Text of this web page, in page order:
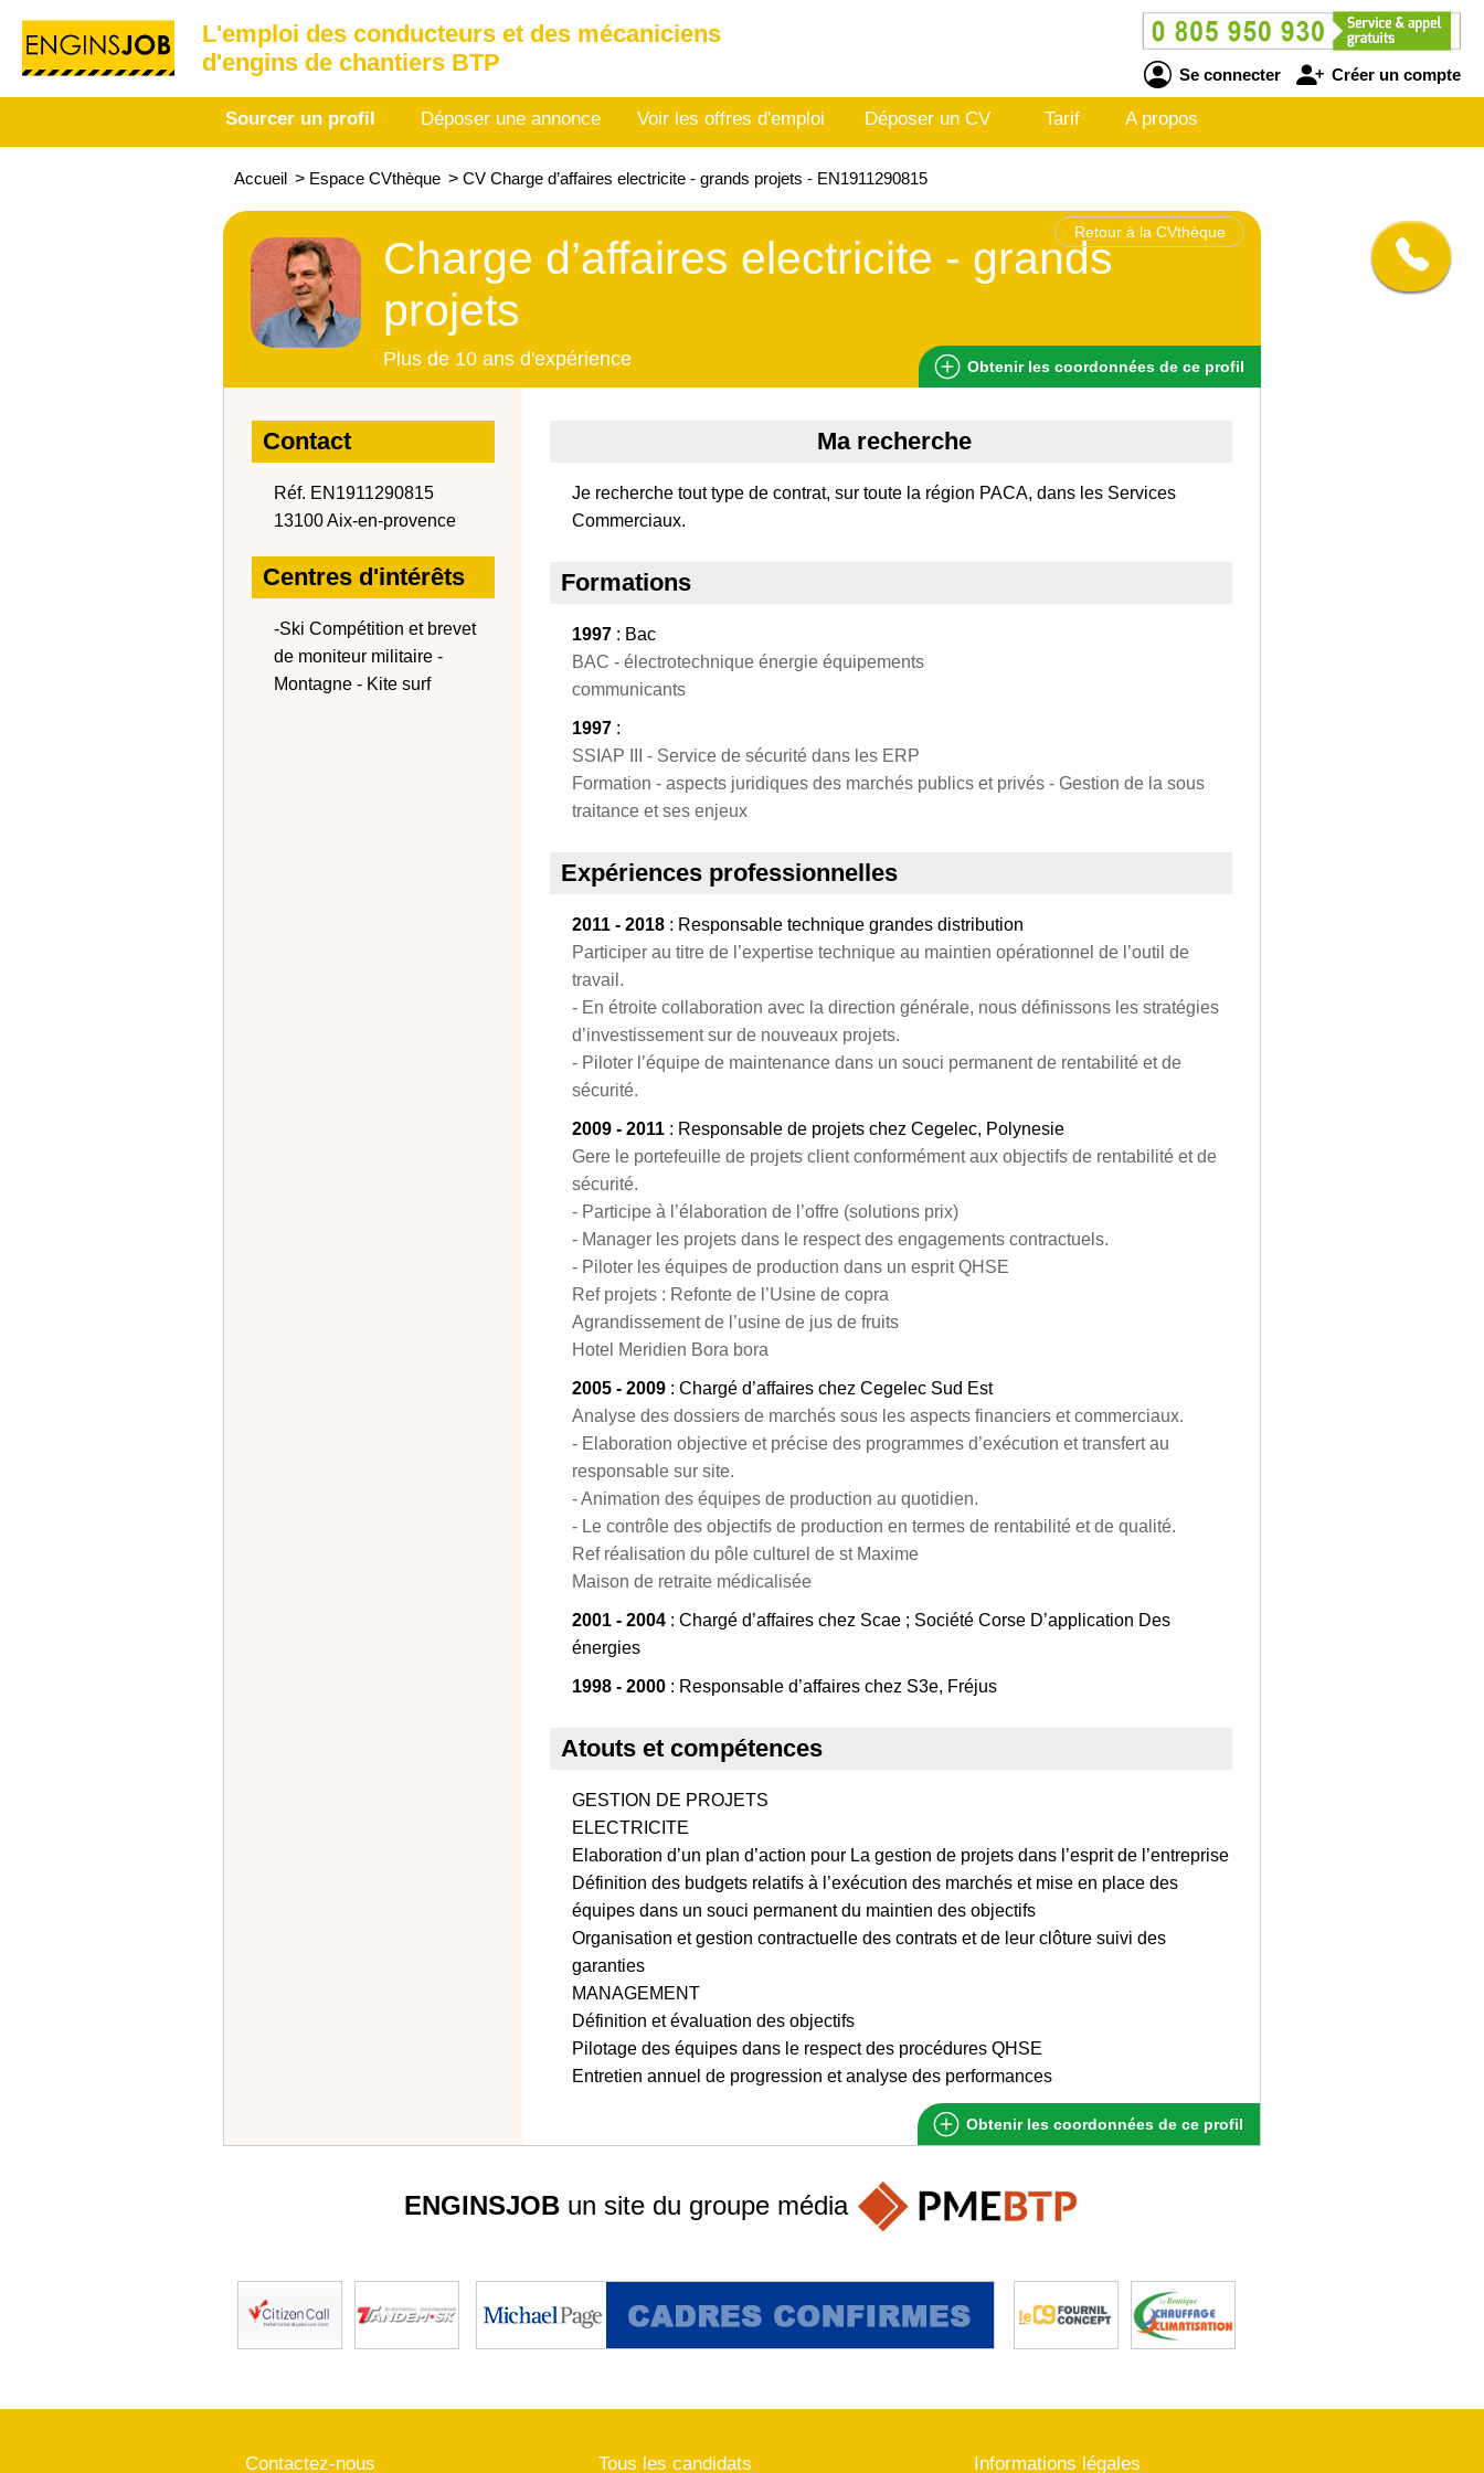
L'emploi des conducteurs et des mécaniciens
d'engins de chantiers BTP
Se connecter Créer un compte
Sourcer un profil Déposer une annonce Voir les offres d'emploi Déposer un CV Tarif A propos
Accueil > Espace CVthèque > CV Charge d’affaires electricite - grands projets - EN1911290815
Retour à la CVthèque
Charge d’affaires electricite - grands
projets
Plus de 10 ans d'expérience Obtenir les coordonnées de ce profil
Contact
Réf. EN1911290815
13100 Aix-en-provence
Centres d'intérêts
-Ski Compétition et brevet
de moniteur militaire -
Montagne - Kite surf
Ma recherche
Je recherche tout type de contrat, sur toute la région PACA, dans les Services
Commerciaux.
Formations
1997 : Bac
BAC - électrotechnique énergie équipements
communicants
1997 :
SSIAP III - Service de sécurité dans les ERP
Formation - aspects juridiques des marchés publics et privés - Gestion de la sous
traitance et ses enjeux
Expériences professionnelles
2011 - 2018 : Responsable technique grandes distribution
Participer au titre de l’expertise technique au maintien opérationnel de l’outil de
travail.
- En étroite collaboration avec la direction générale, nous définissons les stratégies
d’investissement sur de nouveaux projets.
- Piloter l’équipe de maintenance dans un souci permanent de rentabilité et de
sécurité.
2009 - 2011 : Responsable de projets chez Cegelec, Polynesie
Gere le portefeuille de projets client conformément aux objectifs de rentabilité et de
sécurité.
- Participe à l’élaboration de l’offre (solutions prix)
- Manager les projets dans le respect des engagements contractuels.
- Piloter les équipes de production dans un esprit QHSE
Ref projets : Refonte de l’Usine de copra
Agrandissement de l’usine de jus de fruits
Hotel Meridien Bora bora
2005 - 2009 : Chargé d’affaires chez Cegelec Sud Est
Analyse des dossiers de marchés sous les aspects financiers et commerciaux.
- Elaboration objective et précise des programmes d’exécution et transfert au
responsable sur site.
- Animation des équipes de production au quotidien.
- Le contrôle des objectifs de production en termes de rentabilité et de qualité.
Ref réalisation du pôle culturel de st Maxime
Maison de retraite médicalisée
2001 - 2004 : Chargé d’affaires chez Scae ; Société Corse D’application Des
énergies
1998 - 2000 : Responsable d’affaires chez S3e, Fréjus
Atouts et compétences
GESTION DE PROJETS
ELECTRICITE
Elaboration d’un plan d’action pour La gestion de projets dans l’esprit de l’entreprise
Définition des budgets relatifs à l’exécution des marchés et mise en place des
équipes dans un souci permanent du maintien des objectifs
Organisation et gestion contractuelle des contrats et de leur clôture suivi des
garanties
MANAGEMENT
Définition et évaluation des objectifs
Pilotage des équipes dans le respect des procédures QHSE
Entretien annuel de progression et analyse des performances
Obtenir les coordonnées de ce profil
ENGINSJOB un site du groupe média
Contactez-nous Tous les candidats Informations légales